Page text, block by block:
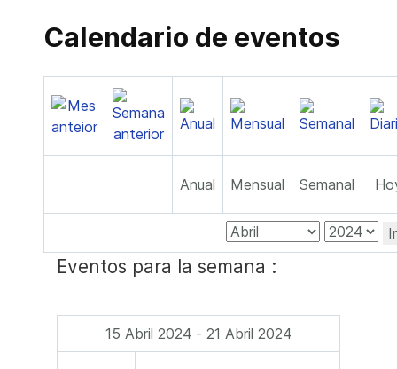
Calendario de eventos
Anual Mensual Semanal
Eventos para la semana :
15 Abril 2024 - 21 Abril 2024